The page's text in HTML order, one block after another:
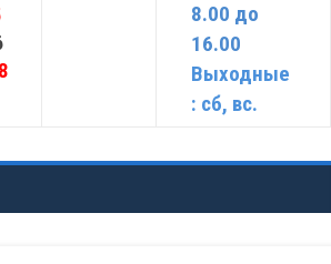
8.00 до
16.00
Выходные
: сб, вс.